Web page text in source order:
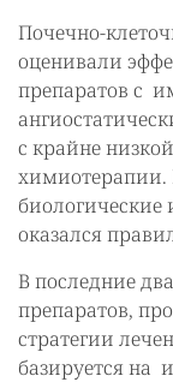
Почечно-
оценивали
препаратов с
с крайне
биологические
оказался
В последние
препаратов,
стратегии
базируется на